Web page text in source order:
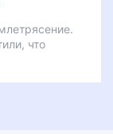
что